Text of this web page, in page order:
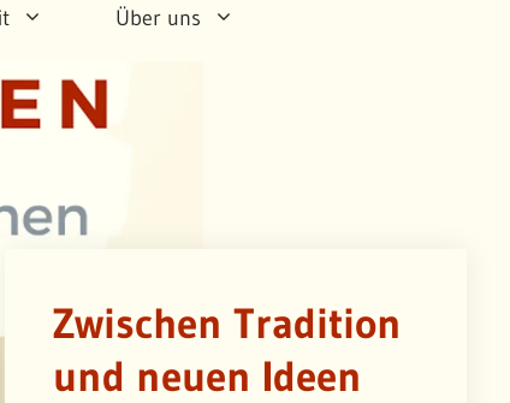
Über uns
Zwischen Tradition
und neuen Ideen